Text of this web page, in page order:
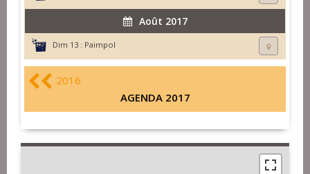
Août 2017
Dim 13 : Paimpol
2016
AGENDA 2017